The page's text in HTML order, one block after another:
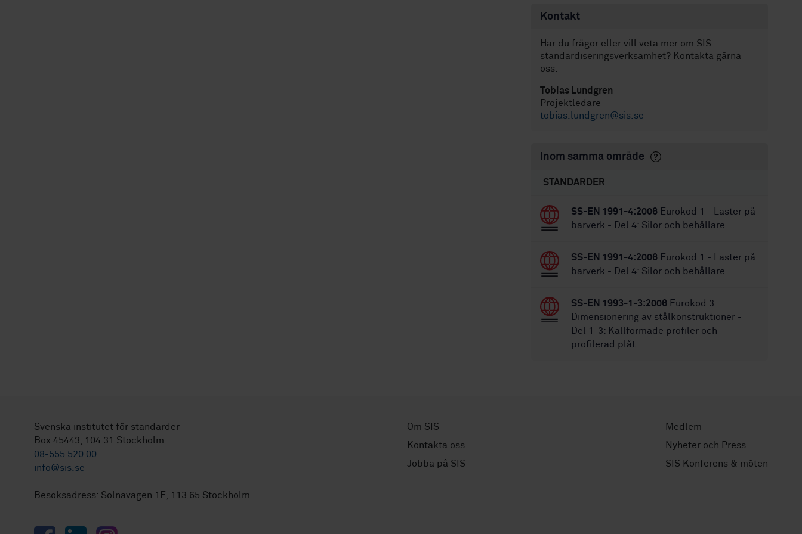
Kontakt
Har du frågor eller vill veta mer om SIS
standardiseringsverksamhet? Kontakta gärna
oss.
Tobias Lundgren
Projektledare
tobias.lundgren@sis.se
Inom samma område
STANDARDER
SS-EN 1991-4:2006 Eurokod 1 - Laster på
bärverk - Del 4: Silor och behållare
SS-EN 1991-4:2006 Eurokod 1 - Laster på
bärverk - Del 4: Silor och behållare
SS-EN 1993-1-3:2006 Eurokod 3:
Dimensionering av stålkonstruktioner -
Del 1-3: Kallformade profiler och
profilerad plåt
Svenska institutet för standarder
Box 45443, 104 31 Stockholm
08-555 520 00
info@sis.se
Besöksadress: Solnavägen 1E, 113 65 Stockholm
Om SIS
Kontakta oss
Jobba på SIS
Medlem
Nyheter och Press
SIS Konferens & möten